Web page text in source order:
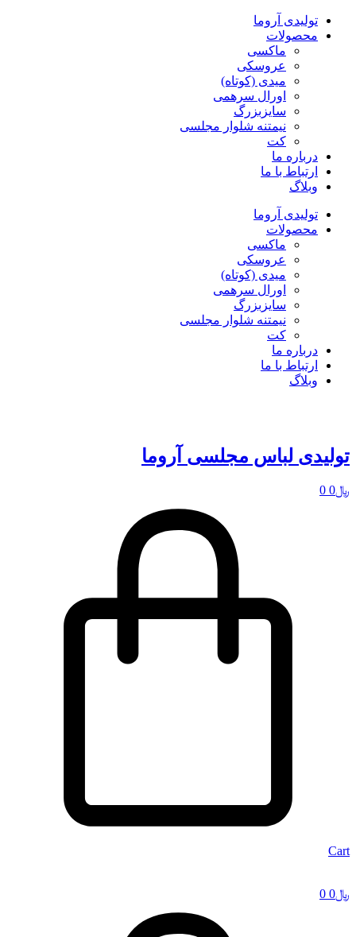
پرش
تولیدی آروما
محصولات
ماکسی
عروسکی
میدی (کوتاه)
اورال سرهمی
سایزبزرگ
نیمتنه شلوار مجلسی
کت
درباره ما
ارتباط با ما
وبلاگ
تولیدی آروما
محصولات
ماکسی
عروسکی
میدی (کوتاه)
اورال سرهمی
سایزبزرگ
نیمتنه شلوار مجلسی
کت
درباره ما
ارتباط با ما
وبلاگ
تولیدی لباس مجلسی آروما
﷼0
0
Cart
﷼0
0